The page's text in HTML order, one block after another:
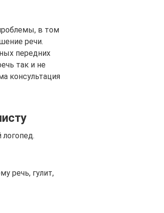
в том
речи.
передних
так и не
консультация
речь, гулит,